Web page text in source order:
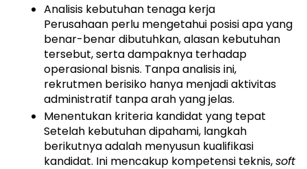
Analisis kebutuhan tenaga kerja
Perusahaan perlu mengetahui posisi apa yang
benar-benar dibutuhkan, alasan kebutuhan
tersebut, serta dampaknya terhadap
operasional bisnis. Tanpa analisis ini,
rekrutmen berisiko hanya menjadi aktivitas
administratif tanpa arah yang jelas.
Menentukan kriteria kandidat yang tepat
Setelah kebutuhan dipahami, langkah
berikutnya adalah menyusun kualifikasi
kandidat. Ini mencakup kompetensi teknis, soft